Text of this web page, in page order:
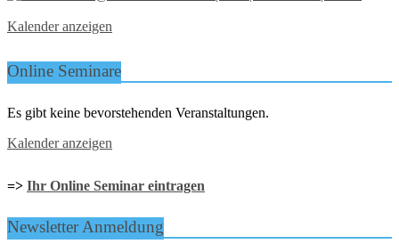
Kalender anzeigen
Online Seminare
Es gibt keine bevorstehenden Veranstaltungen.
Kalender anzeigen
=> Ihr Online Seminar eintragen
Newsletter Anmeldung